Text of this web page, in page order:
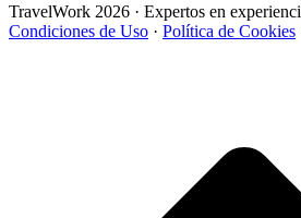
TravelWork 2026 · Expertos en
Condiciones de Uso · Política de Cookies